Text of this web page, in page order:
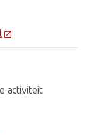
activiteit